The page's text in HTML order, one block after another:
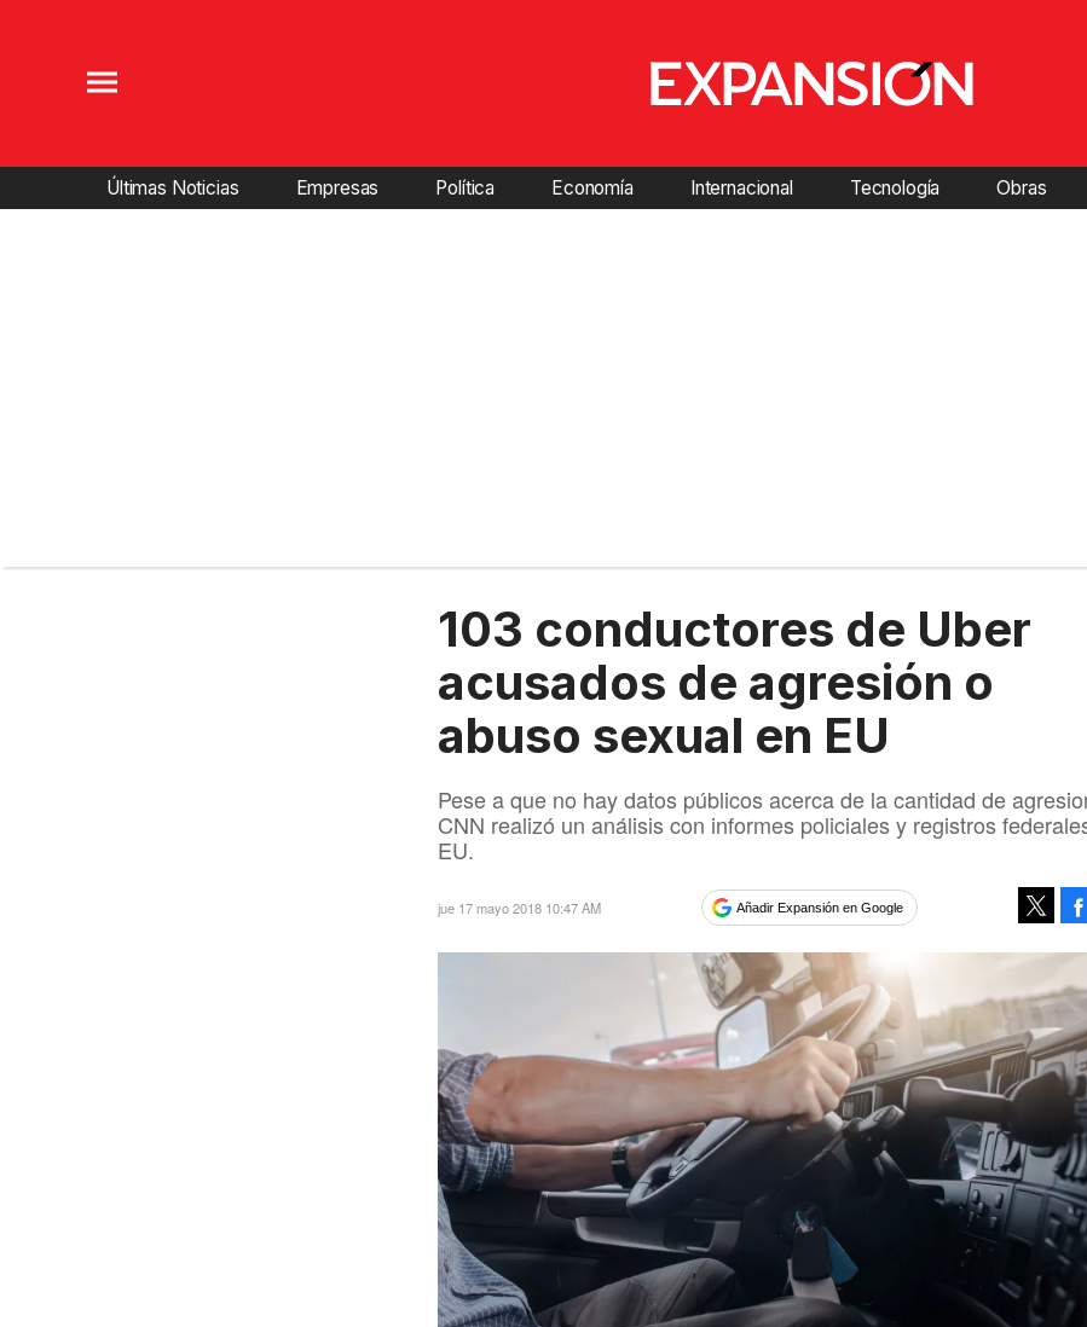
Últimas Noticias Empresas Política Economía Internacional Tecnología Obras
103 conductores de Uber
acusados de agresión o
abuso sexual en EU
Pese a que no hay datos públicos acerca de la cantidad de
CNN realizó un análisis con informes policiales y registros
EU.
jue 17 mayo 2018 10:47 AM Añadir Expansión en Google